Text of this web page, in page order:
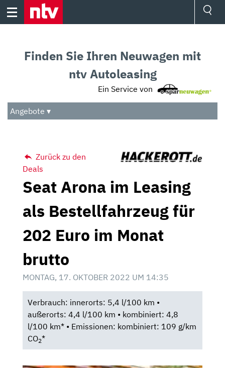
Skip
Audio
Das Beste
Finden Sie Ihren Neuwagen mit
ntv Autoleasing
Ein Service von
Angebote ▾
Zurück zu den
Deals
Seat Arona im Leasing
als Bestellfahrzeug für
202 Euro im Monat
brutto
MONTAG, 17. OKTOBER 2022 UM 14:35
Verbrauch: innerorts: 5,4 l/100 km •
außerorts: 4,4 l/100 km • kombiniert: 4,8
l/100 km* • Emissionen: kombiniert: 109 g/km
CO2*